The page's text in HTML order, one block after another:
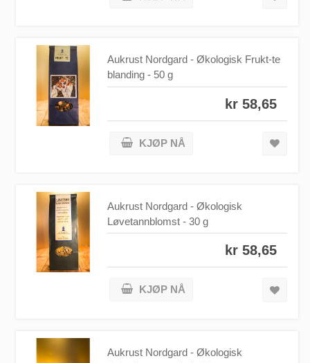
Aukrust Nordgard - Økologisk Frukt-te
blanding - 50 g
kr 58,65
KJØP NÅ
Aukrust Nordgard - Økologisk
Løvetannblomst - 30 g
kr 58,65
KJØP NÅ
Aukrust Nordgard - Økologisk